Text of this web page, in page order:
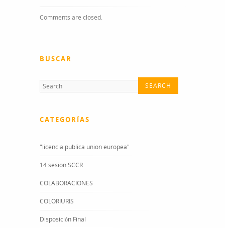
Comments are closed.
BUSCAR
CATEGORÍAS
"licencia publica union europea"
14 sesion SCCR
COLABORACIONES
COLORIURIS
Disposición Final